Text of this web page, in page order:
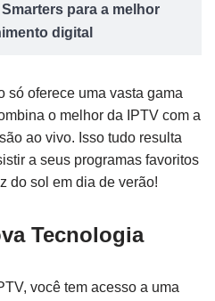
Smarters para a melhor
digital
só oferece uma vasta gama
o melhor da IPTV com a
ao vivo. Isso tudo resulta
a seus programas favoritos
do sol em dia de verão!
Tecnologia
você tem acesso a uma